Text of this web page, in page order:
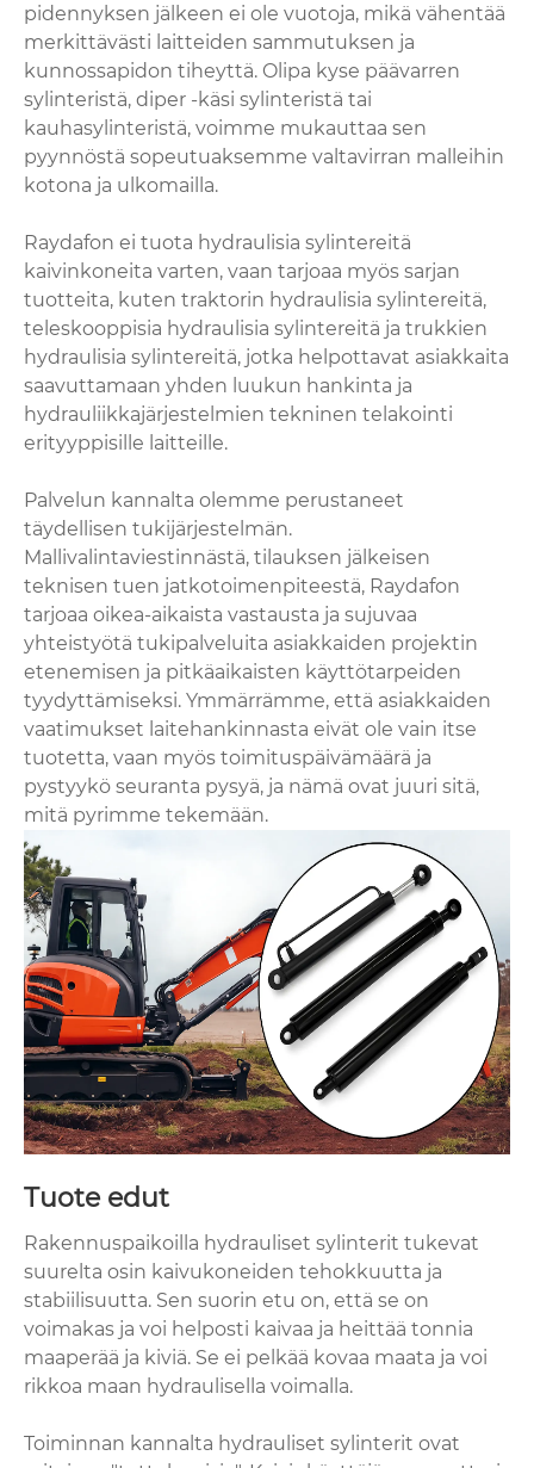
pidennyksen jälkeen ei ole vuotoja, mikä vähentää
merkittävästi laitteiden sammutuksen ja
kunnossapidon tiheyttä. Olipa kyse päävarren
sylinteristä, diper -käsi sylinteristä tai
kauhasylinteristä, voimme mukauttaa sen
pyynnöstä sopeutuaksemme valtavirran malleihin
kotona ja ulkomailla.
Raydafon ei tuota hydraulisia sylintereitä
kaivinkoneita varten, vaan tarjoaa myös sarjan
tuotteita, kuten traktorin hydraulisia sylintereitä,
teleskooppisia hydraulisia sylintereitä ja trukkien
hydraulisia sylintereitä, jotka helpottavat asiakkaita
saavuttamaan yhden luukun hankinta ja
hydrauliikkajärjestelmien tekninen telakointi
erityyppisille laitteille.
Palvelun kannalta olemme perustaneet
täydellisen tukijärjestelmän.
Mallivalintaviestinnästä, tilauksen jälkeisen
teknisen tuen jatkotoimenpiteestä, Raydafon
tarjoaa oikea-aikaista vastausta ja sujuvaa
yhteistyötä tukipalveluita asiakkaiden projektin
etenemisen ja pitkäaikaisten käyttötarpeiden
tyydyttämiseksi. Ymmärrämme, että asiakkaiden
vaatimukset laitehankinnasta eivät ole vain itse
tuotetta, vaan myös toimituspäivämäärä ja
pystyykö seuranta pysyä, ja nämä ovat juuri sitä,
mitä pyrimme tekemään.
Tuote edut
Rakennuspaikoilla hydrauliset sylinterit tukevat
suurelta osin kaivukoneiden tehokkuutta ja
stabiilisuutta. Sen suorin etu on, että se on
voimakas ja voi helposti kaivaa ja heittää tonnia
maaperää ja kiviä. Se ei pelkää kovaa maata ja voi
rikkoa maan hydraulisella voimalla.
Toiminnan kannalta hydrauliset sylinterit ovat